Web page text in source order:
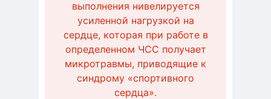
выполнения нивелируется
усиленной нагрузкой на
сердце, которая при работе в
определенном ЧСС получает
микротравмы, приводящие к
синдрому «спортивного
сердца».